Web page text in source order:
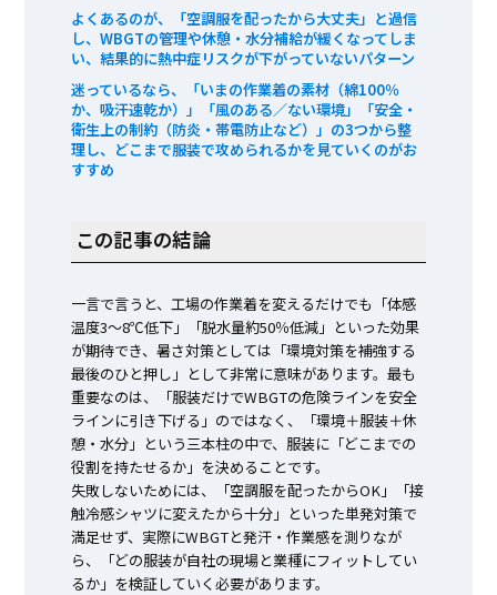
よくあるのが、「空調服を配ったから大丈夫」と過信
し、WBGTの管理や休憩・水分補給が緩くなってしま
い、結果的に熱中症リスクが下がっていないパターン
迷っているなら、「いまの作業着の素材（綿100％
か、吸汗速乾か）」「風のある／ない環境」「安全・
衛生上の制約（防炎・帯電防止など）」の3つから整
理し、どこまで服装で攻められるかを見ていくのがお
すすめ
この記事の結論
一言で言うと、工場の作業着を変えるだけでも「体感
温度3～8℃低下」「脱水量約50％低減」といった効果
が期待でき、暑さ対策としては「環境対策を補強する
最後のひと押し」として非常に意味があります。最も
重要なのは、「服装だけでWBGTの危険ラインを安全
ラインに引き下げる」のではなく、「環境＋服装＋休
憩・水分」という三本柱の中で、服装に「どこまでの
役割を持たせるか」を決めることです。
失敗しないためには、「空調服を配ったからOK」「接
触冷感シャツに変えたから十分」といった単発対策で
満足せず、実際にWBGTと発汗・作業感を測りなが
ら、「どの服装が自社の現場と業種にフィットしてい
るか」を検証していく必要があります。